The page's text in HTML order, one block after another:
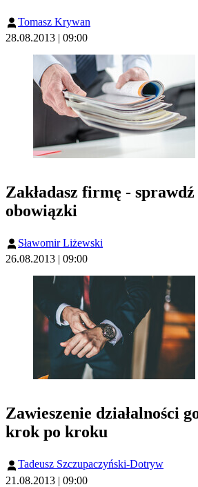
Tomasz Krywan
28.08.2013 | 09:00
Zakładasz firmę -
obowiązki
Sławomir Liżewski
26.08.2013 | 09:00
Zawieszenie działalności
krok po kroku
Tadeusz Szczupaczyński-Dotryw
21.08.2013 | 09:00